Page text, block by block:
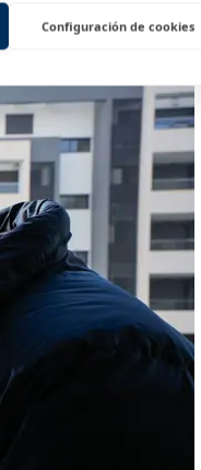
Configuración de cookies